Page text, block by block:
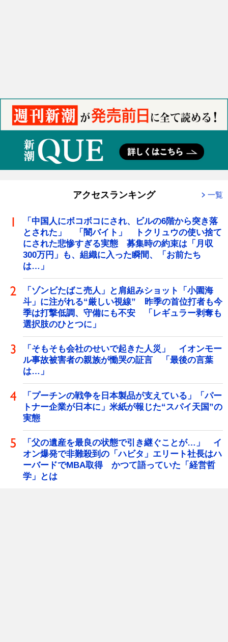
アクセスランキング 一覧
「中国人にボコボコにされ、ビルの6階から突き落
とされた」 「闇バイト」 トクリュウの使い捨て
にされた悲惨すぎる実態 募集時の約束は「月収
300万円」も、組織に入った瞬間、「お前たち
は…」
「ゾンビたばこ売人」と肩組みショット「小園海
斗」に注がれる“厳しい視線” 昨季の首位打者も今
季は打撃低調、守備にも不安 「レギュラー剥奪も
選択肢のひとつに」
「そもそも会社のせいで起きた人災」 イオンモー
ル事故被害者の親族が慟哭の証言 「最後の言葉
は…」
「プーチンの戦争を日本製品が支えている」「パー
トナー企業が日本に」米紙が報じた“スパイ天国”の
実態
「父の遺産を最良の状態で引き継ぐことが…」 イ
オン爆発で非難殺到の「ハビタ」エリート社長はハ
ーバードでMBA取得 かつて語っていた「経営哲
学」とは